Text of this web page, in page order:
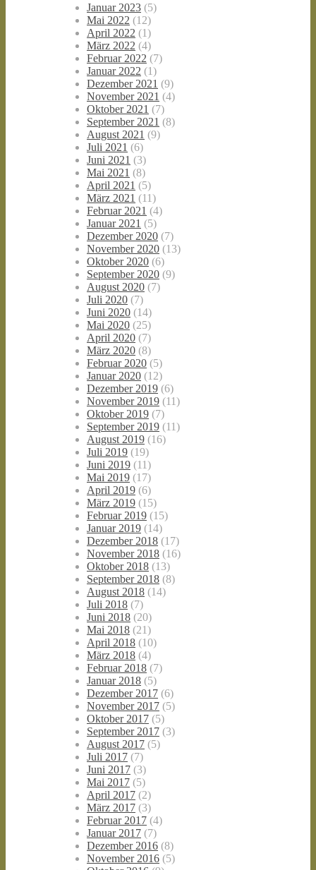
Januar 2023 (5)
Mai 2022 (12)
April 2022 (1)
März 2022 (4)
Februar 2022 (7)
Januar 2022 (1)
Dezember 2021 (9)
November 2021 (4)
Oktober 2021 (7)
September 2021 (8)
August 2021 (9)
Juli 2021 (6)
Juni 2021 (3)
Mai 2021 (8)
April 2021 (5)
März 2021 (11)
Februar 2021 (4)
Januar 2021 (5)
Dezember 2020 (7)
November 2020 (13)
Oktober 2020 (6)
September 2020 (9)
August 2020 (7)
Juli 2020 (7)
Juni 2020 (14)
Mai 2020 (25)
April 2020 (7)
März 2020 (8)
Februar 2020 (5)
Januar 2020 (12)
Dezember 2019 (6)
November 2019 (11)
Oktober 2019 (7)
September 2019 (11)
August 2019 (16)
Juli 2019 (19)
Juni 2019 (11)
Mai 2019 (17)
April 2019 (6)
März 2019 (15)
Februar 2019 (15)
Januar 2019 (14)
Dezember 2018 (17)
November 2018 (16)
Oktober 2018 (13)
September 2018 (8)
August 2018 (14)
Juli 2018 (7)
Juni 2018 (20)
Mai 2018 (21)
April 2018 (10)
März 2018 (4)
Februar 2018 (7)
Januar 2018 (5)
Dezember 2017 (6)
November 2017 (5)
Oktober 2017 (5)
September 2017 (3)
August 2017 (5)
Juli 2017 (7)
Juni 2017 (3)
Mai 2017 (5)
April 2017 (2)
März 2017 (3)
Februar 2017 (4)
Januar 2017 (7)
Dezember 2016 (8)
November 2016 (5)